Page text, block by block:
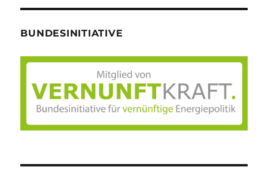
BUNDESINITIATIVE